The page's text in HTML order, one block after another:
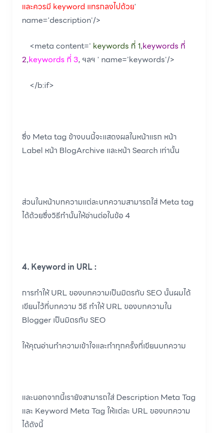
และควรมี keyword แทรกลงไปด้วย'
name='description'/>
<meta content=' keywords ที่ 1,keywords ที่
2,keywords ที่ 3, ฯลฯ ' name='keywords'/>
</b:if>
ซึ่ง Meta tag ข้างบนนี้จะแสดงผลในหน้าแรก หน้า
Label หน้า BlogArchive และหน้า Search เท่านั้น
ส่วนในหน้าบทความแต่ละบทความสามารถใส่ Meta tag
ได้ด้วยซึ่งวิธีทำนั้นให้อ่านต่อในข้อ 4
4. Keyword in URL :
การทำให้ URL ของบทความเป็นมิตรกับ SEO นั้นผมได้
เขียนไว้ที่บทความ วิธี ทำให้ URL ของบทความใน
Blogger เป็นมิตรกับ SEO
ให้คุณอ่านทำความเข้าใจและทำทุกครั้งที่เขียนบทความ
และนอกจากนี้เรายังสามารถใส่ Description Meta Tag
และ Keyword Meta Tag ให้แต่ละ URL ของบทความ
ได้ดังนี้